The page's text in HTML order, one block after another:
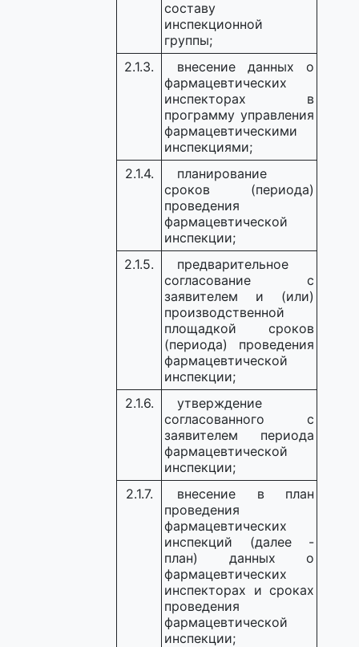
составу
инспекционной
группы;
2.1.3.
внесение данных о
фармацевтических
инспекторах в
программу управления
фармацевтическими
инспекциями;
2.1.4.
планирование
сроков (периода)
проведения
фармацевтической
инспекции;
2.1.5.
предварительное
согласование с
заявителем и (или)
производственной
площадкой сроков
(периода) проведения
фармацевтической
инспекции;
2.1.6.
утверждение
согласованного с
заявителем периода
фармацевтической
инспекции;
2.1.7.
внесение в план
проведения
фармацевтических
инспекций (далее -
план) данных о
фармацевтических
инспекторах и сроках
проведения
фармацевтической
инспекции;